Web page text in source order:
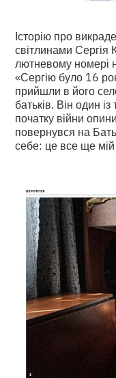
Історію про
світлинами Сергія
лютневому номері
«Сергію було 16
прийшли в його
батьків. Він один із
початку війни
повернувся на
себе: це все ще мій